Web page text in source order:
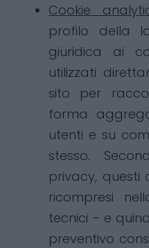
Cookie
profilo della
giuridica ai
utilizzati
sito per
forma
utenti e su
stesso.
privacy, questi
ricompresi
tecnici – e
preventivo